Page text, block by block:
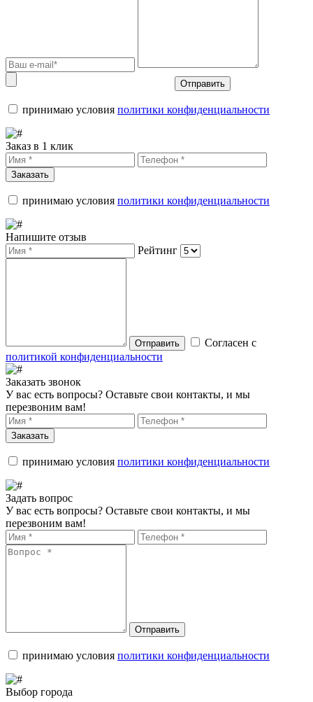
Отправить
принимаю условия политики конфиденциальности
Заказ в 1 клик
Заказать
принимаю условия политики конфиденциальности
Напишите отзыв
Рейтинг
Отправить
Согласен с
политикой конфиденциальности
Заказать звонок
У вас есть вопросы? Оставьте свои контакты, и мы
перезвоним вам!
Заказать
принимаю условия политики конфиденциальности
Задать вопрос
У вас есть вопросы? Оставьте свои контакты, и мы
перезвоним вам!
Отправить
принимаю условия политики конфиденциальности
Выбор города